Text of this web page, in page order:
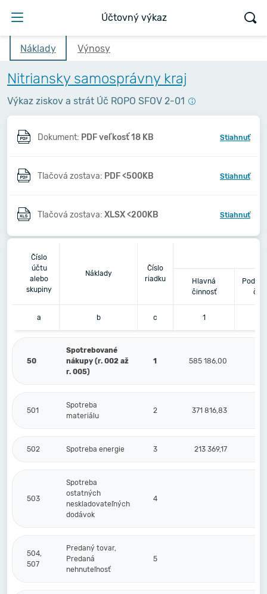
Účtovný výkaz
Náklady Výnosy
Nitriansky samosprávny kraj
Výkaz ziskov a strát Úč ROPO SFOV 2-01
Dokument: PDF veľkosť 18 KB Stiahnuť
Tlačová zostava: PDF <500KB Stiahnuť
Tlačová zostava: XLSX <200KB Stiahnuť
Číslo
účtu
alebo
skupiny
Náklady
Číslo
riadku
Hlavná
činnosť
a b c 1
50
Spotrebované
nákupy (r. 002 až
r. 005)
1 585 186,00
501
Spotreba
materiálu
2 371 816,83
502 Spotreba energie 3 213 369,17
503
Spotreba
ostatných
neskladovateľných
dodávok
4
504,
507
Predaný tovar,
Predaná
nehnuteľnosť
5